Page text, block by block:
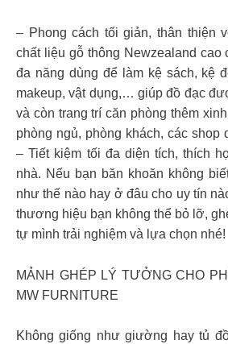
– Phong cách tối giản, thân thiện
chất liệu gỗ thông Newzealand cao
đa năng dùng để làm kệ sách, kệ
makeup, vật dụng,… giúp đồ đạc
và còn trang trí căn phòng thêm
phòng ngủ, phòng khách, các
– Tiết kiệm tối đa diện tích, thích
nhà. Nếu bạn băn khoăn không
như thế nào hay ở đâu cho uy tín
thương hiệu bạn không thể bỏ lỡ,
tự mình trải nghiệm và lựa chọn nhé!
MẢNH GHÉP LÝ TƯỞNG CHO
MW FURNITURE
Không giống như giường hay tủ